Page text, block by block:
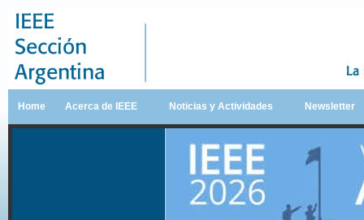
Home Acerca de IEEE Noticias y Actividades Newsletter